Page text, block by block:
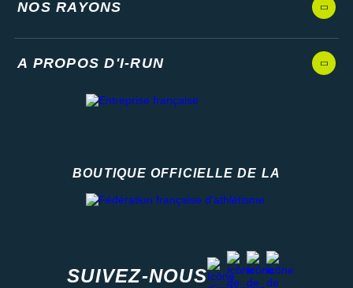
NOS RAYONS
A PROPOS D'I-RUN
BOUTIQUE OFFICIELLE DE LA
SUIVEZ-NOUS
instagram
facebook
stravayoutube